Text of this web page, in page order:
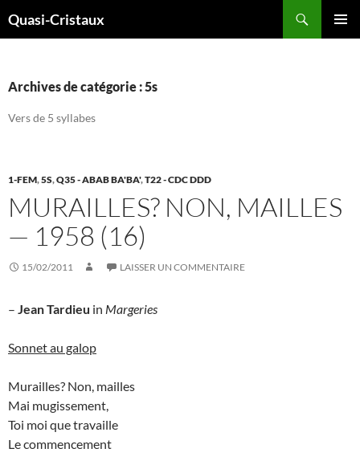
auQuasi-Cristaux
Archives de catégorie : 5s
Vers de 5 syllabes
1-FEM,5S,Q35 - ABAB BA'BA',T22 - CDC DDD
MURAILLES? NON, MAILLES
— 1958 (16)
15/02/2011 LAISSER UN COMMENTAIRE
– Jean Tardieu in Margeries
Sonnet au galop
Murailles? Non, mailles
Mai mugissement,
Toi moi que travaille
Le commencement